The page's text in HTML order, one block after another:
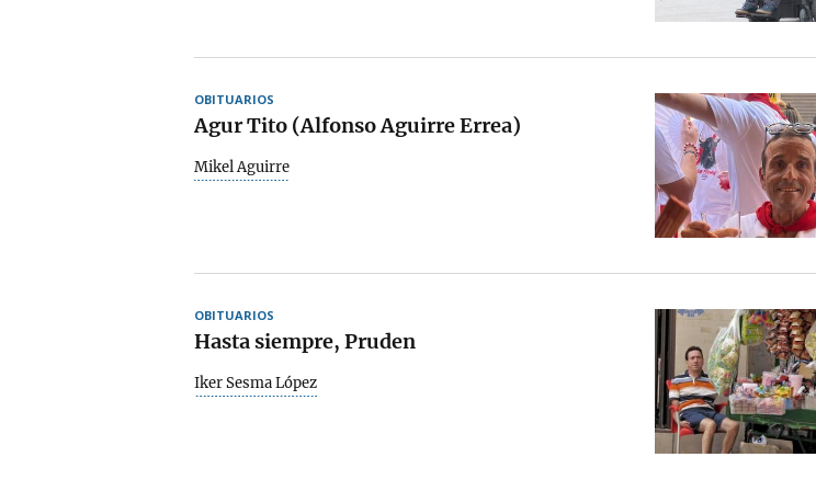
OBITUARIOS
Agur Tito (Alfonso Aguirre Errea)
Mikel Aguirre
OBITUARIOS
Hasta siempre, Pruden
Iker Sesma López